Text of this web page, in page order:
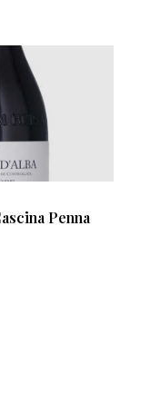
Penna